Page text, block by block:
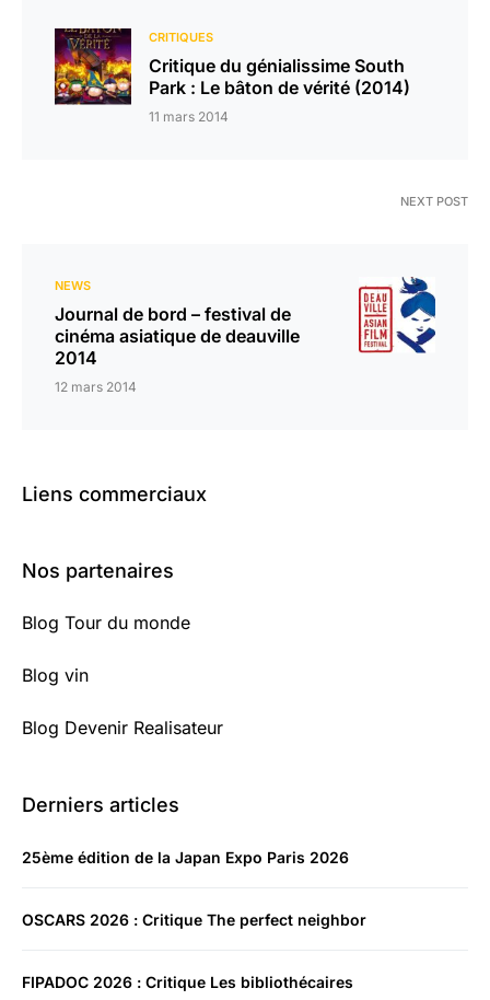
CRITIQUES
Critique du génialissime South
Park : Le bâton de vérité (2014)
11 mars 2014
NEXT POST
NEWS
Journal de bord – festival de
cinéma asiatique de deauville
2014
12 mars 2014
Liens commerciaux
Nos partenaires
Blog Tour du monde
Blog vin
Blog Devenir Realisateur
Derniers articles
25ème édition de la Japan Expo Paris 2026
OSCARS 2026 : Critique The perfect neighbor
FIPADOC 2026 : Critique Les bibliothécaires